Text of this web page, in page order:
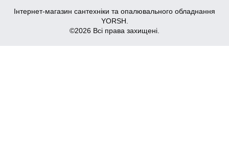
Інтернет-магазин сантехніки та опалювального обладнання
YORSH.
©2026 Всі права захищені.